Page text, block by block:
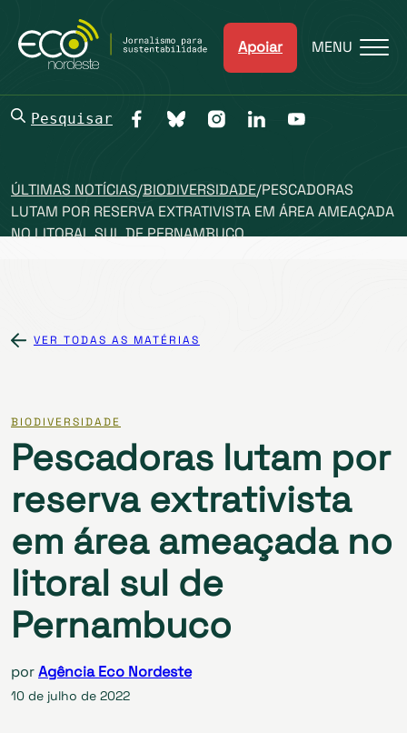
Apoiar MENU
Pesquisar
ÚLTIMAS NOTÍCIAS/BIODIVERSIDADE/PESCADORAS
LUTAM POR RESERVA EXTRATIVISTA EM ÁREA AMEAÇADA
NO LITORAL SUL DE PERNAMBUCO
VER TODAS AS MATÉRIAS
BIODIVERSIDADE
Pescadoras lutam por
reserva extrativista
em área ameaçada no
litoral sul de
Pernambuco
porAgência Eco Nordeste
10 de julho de 2022